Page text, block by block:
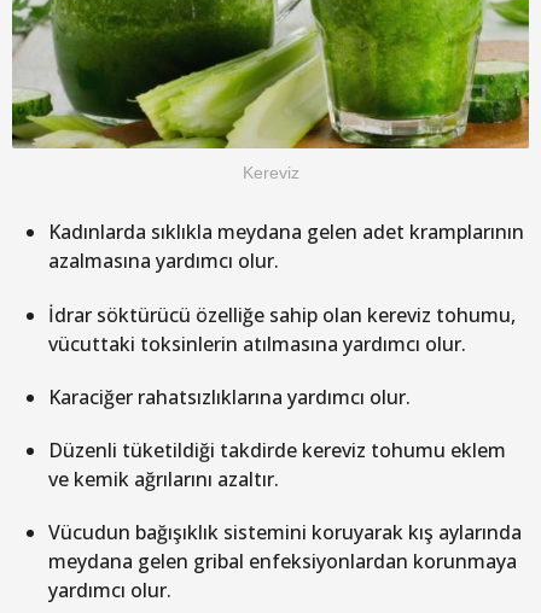
Kereviz
Kadınlarda sıklıkla meydana gelen adet kramplarının
azalmasına yardımcı olur.
İdrar söktürücü özelliğe sahip olan kereviz tohumu,
vücuttaki toksinlerin atılmasına yardımcı olur.
Karaciğer rahatsızlıklarına yardımcı olur.
Düzenli tüketildiği takdirde kereviz tohumu eklem
ve kemik ağrılarını azaltır.
Vücudun bağışıklık sistemini koruyarak kış aylarında
meydana gelen gribal enfeksiyonlardan korunmaya
yardımcı olur.